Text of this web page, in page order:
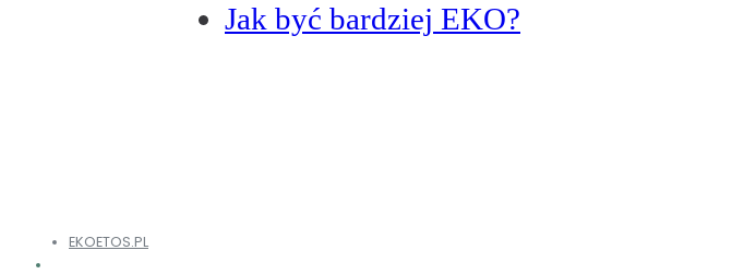
Jak być bardziej EKO?
EKOETOS.PL